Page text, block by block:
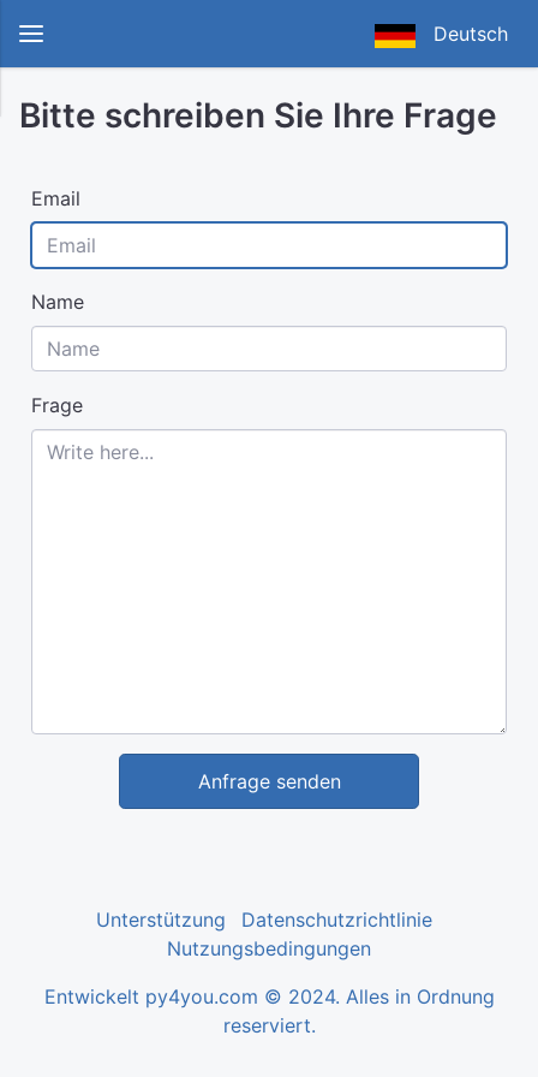
Deutsch
Bitte schreiben Sie Ihre Frage
Email
Name
Frage
Anfrage senden
Unterstützung
Datenschutzrichtlinie
Nutzungsbedingungen
Entwickelt py4you.com © 2024. Alles in Ordnung
reserviert.